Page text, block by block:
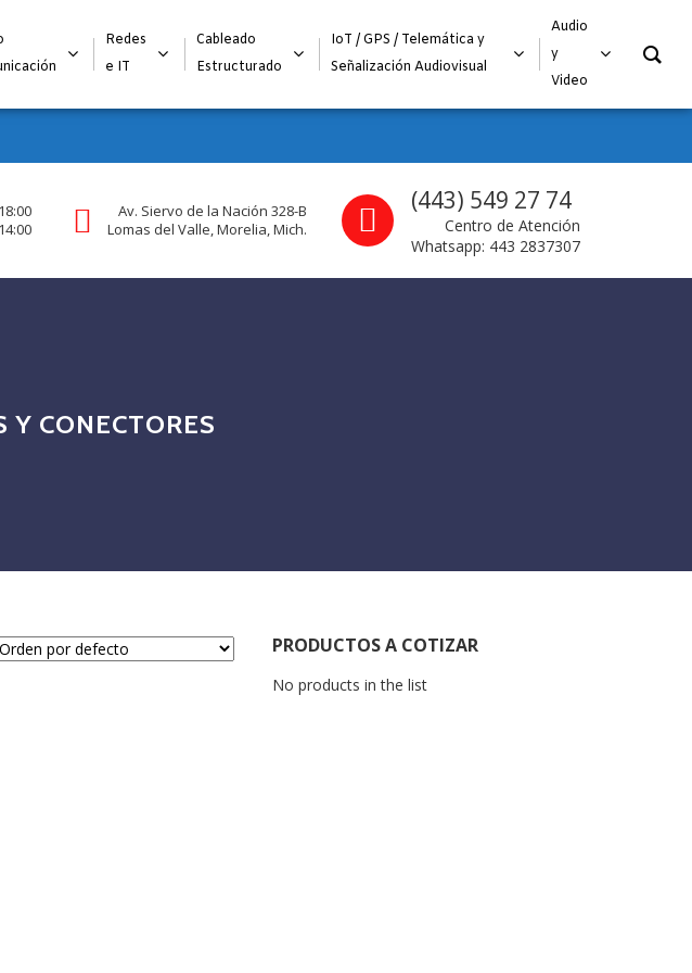
Redes
e IT
Cableado
Estructurado
IoT / GPS / Telemática y
Señalización Audiovisual
Audio
y
Video
Call us
(443) 549 27 74
Centro de Atención
Whatsapp: 443 2837307
Av. Siervo de la Nación 328-B
Lomas del Valle, Morelia, Mich.
CONECTORES
PRODUCTOS A COTIZAR
No products in the list